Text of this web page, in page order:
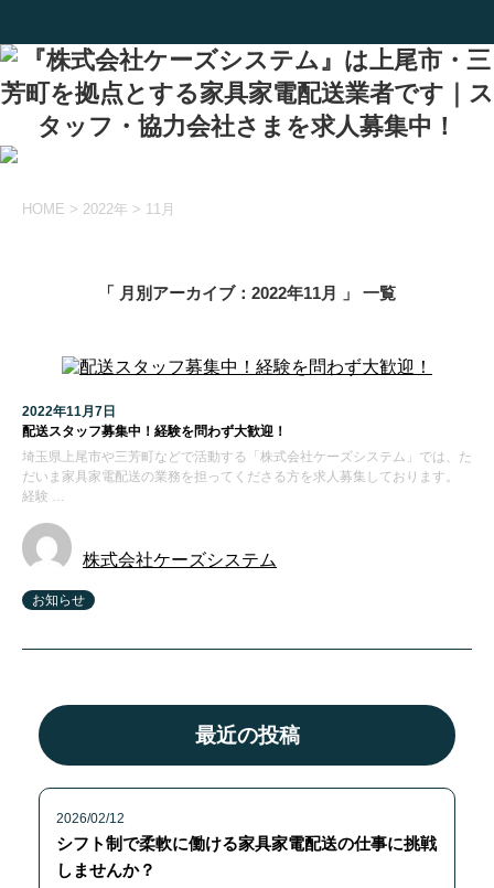
HOME > 2022年 > 11月
「 月別アーカイブ：2022年11月 」 一覧
2022年11月7日
配送スタッフ募集中！経験を問わず大歓迎！
埼玉県上尾市や三芳町などで活動する「株式会社ケーズシステム」では、た
だいま家具家電配送の業務を担ってくださる方を求人募集しております。
経験 …
株式会社ケーズシステム
お知らせ
最近の投稿
2026/02/12
シフト制で柔軟に働ける家具家電配送の仕事に挑戦
しませんか？